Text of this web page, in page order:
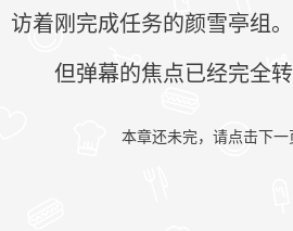
访着刚完成任务的颜雪亭组。
但弹幕的焦点已经完全
本章还未完，请点击下